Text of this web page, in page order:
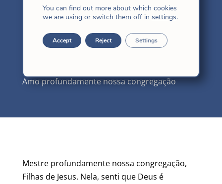
Magda Zhang Xiao
Amo profundamente nossa congregação
Mestre profundamente nossa congregação,
Filhas de Jesus. Nela, senti que Deus é
You can find out more about which cookies
we are using or switch them off in settings.
Accept Reject Settings